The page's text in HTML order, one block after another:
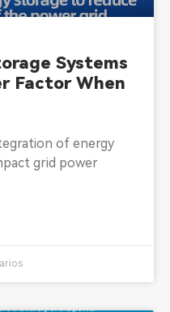
Systems
Factor When
of energy
grid power